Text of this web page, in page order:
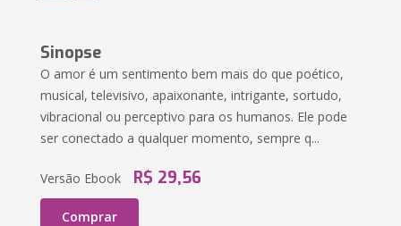
Sinopse
O amor é um sentimento bem mais do que poético,
musical, televisivo, apaixonante, intrigante, sortudo,
vibracional ou perceptivo para os humanos. Ele pode
ser conectado a qualquer momento, sempre q...
Versão Ebook R$ 29,56
Comprar